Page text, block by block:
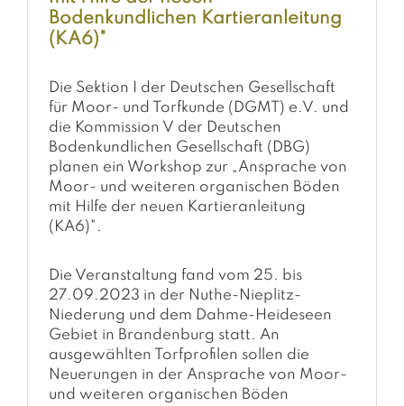
Bodenkundlichen Kartieranleitung
(KA6)"
Die Sektion I der Deutschen Gesellschaft
für Moor- und Torfkunde (DGMT) e.V. und
die Kommission V der Deutschen
Bodenkundlichen Gesellschaft (DBG)
planen ein Workshop zur „Ansprache von
Moor- und weiteren organischen Böden
mit Hilfe der neuen Kartieranleitung
(KA6)".
Die Veranstaltung fand vom 25. bis
27.09.2023 in der Nuthe-Nieplitz-
Niederung und dem Dahme-Heideseen
Gebiet in Brandenburg statt. An
ausgewählten Torfprofilen sollen die
Neuerungen in der Ansprache von Moor-
und weiteren organischen Böden